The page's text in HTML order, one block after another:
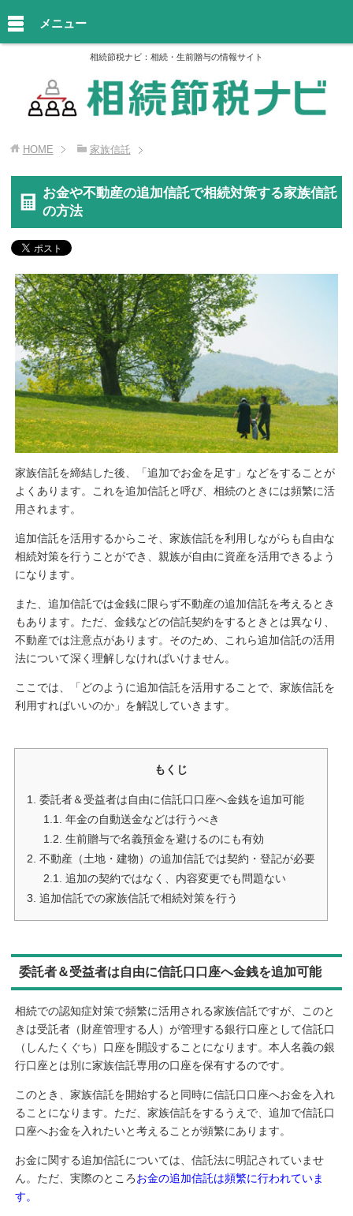
相続節税ナビ：相続・生前贈与の情報サイト
メニュー
HOME 家族信託
お金や不動産の追加信託で相続対策する家族信託
の方法
家族信託を締結した後、「追加でお金を足す」などをすることが
よくあります。これを追加信託と呼び、相続のときには頻繁に活
用されます。
追加信託を活用するからこそ、家族信託を利用しながらも自由な
相続対策を行うことができ、親族が自由に資産を活用できるよう
になります。
また、追加信託では金銭に限らず不動産の追加信託を考えるとき
もあります。ただ、金銭などの信託契約をするときとは異なり、
不動産では注意点があります。そのため、これら追加信託の活用
法について深く理解しなければいけません。
ここでは、「どのように追加信託を活用することで、家族信託を
利用すればいいのか」を解説していきます。
もくじ
1. 委託者＆受益者は自由に信託口口座へ金銭を追加可能
1.1. 年金の自動送金などは行うべき
1.2. 生前贈与で名義預金を避けるのにも有効
2. 不動産（土地・建物）の追加信託では契約・登記が必要
2.1. 追加の契約ではなく、内容変更でも問題ない
3. 追加信託での家族信託で相続対策を行う
委託者＆受益者は自由に信託口口座へ金銭を追加可能
相続での認知症対策で頻繁に活用される家族信託ですが、このと
きは受託者（財産管理する人）が管理する銀行口座として信託口
（しんたくぐち）口座を開設することになります。本人名義の銀
行口座とは別に家族信託専用の口座を保有するのです。
このとき、家族信託を開始すると同時に信託口口座へお金を入れ
ることになります。ただ、家族信託をするうえで、追加で信託口
口座へお金を入れたいと考えることが頻繁にあります。
お金に関する追加信託については、信託法に明記されていませ
ん。ただ、実際のところお金の追加信託は頻繁に行われていま
す。